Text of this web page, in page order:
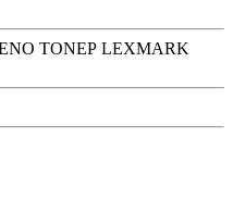
ΤΟΝΕΡ LEXMARK